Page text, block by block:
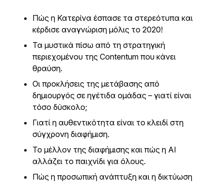
Πώς η Κατερίνα έσπασε τα στερεότυπα και
κέρδισε αναγνώριση μόλις το 2020!
Τα μυστικά πίσω από τη στρατηγική
περιεχομένου της Contentum που κάνει
θραύση.
Οι προκλήσεις της μετάβασης από
δημιουργός σε ηγέτιδα ομάδας – γιατί είναι
τόσο δύσκολο;
Γιατί η αυθεντικότητα είναι το κλειδί στη
σύγχρονη διαφήμιση.
Το μέλλον της διαφήμισης και πώς η AI
αλλάζει το παιχνίδι για όλους.
Πώς η προσωπική ανάπτυξη και η δικτύωση